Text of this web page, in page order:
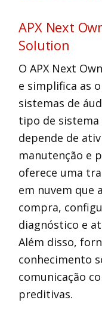
APX Next
Solution
O APX Next
e simplifica as
sistemas de
tipo de sistema
depende de
manutenção e
oferece uma
em nuvem que
compra,
diagnóstico e
Além disso,
conhecimento
comunicação
preditivas.